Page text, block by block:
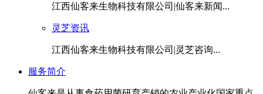
江西仙客来生物科技有限公司|仙客来新闻...
灵芝资讯
江西仙客来生物科技有限公司|灵芝咨询...
服务简介